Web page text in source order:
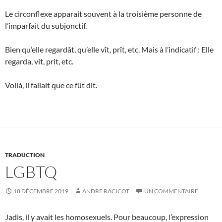
Le circonflexe apparait souvent à la troisième personne de
l’imparfait du subjonctif.
Bien qu’elle regardât, qu’elle vît, prît, etc. Mais à l’indicatif : Elle
regarda, vit, prit, etc.
Voilà, il fallait que ce fût dit.
TRADUCTION
LGBTQ
18 DÉCEMBRE 2019 ANDRE RACICOT UN COMMENTAIRE
Jadis, il y avait les homosexuels. Pour beaucoup, l’expression